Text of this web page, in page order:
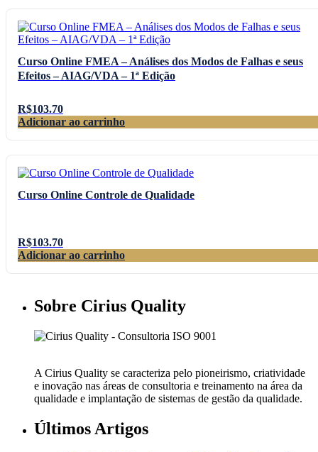
Curso Online FMEA – Análises dos Modos de Falhas e seus
Efeitos – AIAG/VDA – 1ª Edição
R$103.70
Adicionar ao carrinho
Curso Online Controle de Qualidade
R$103.70
Adicionar ao carrinho
Sobre Cirius Quality
A Cirius Quality se caracteriza pelo pioneirismo, criatividade
e inovação nas áreas de consultoria e treinamento na área da
qualidade e implantação de sistemas de gestão da qualidade.
Últimos Artigos